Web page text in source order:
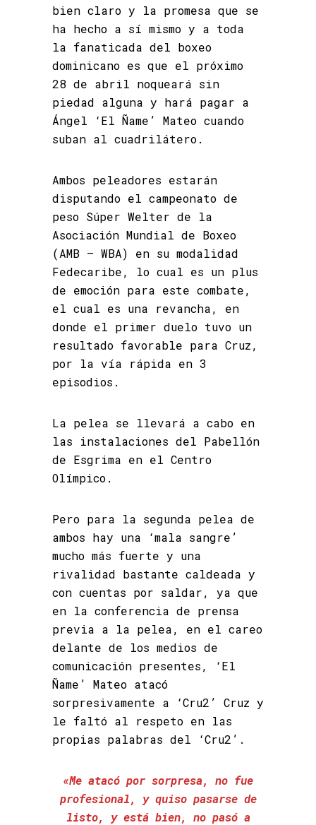
bien claro y la promesa que se
ha hecho a sí mismo y a toda
la fanaticada del boxeo
dominicano es que el próximo
28 de abril noqueará sin
piedad alguna y hará pagar a
Ángel ‘El Ñame’ Mateo cuando
suban al cuadrilátero.
Ambos peleadores estarán
disputando el campeonato de
peso Súper Welter de la
Asociación Mundial de Boxeo
(AMB – WBA) en su modalidad
Fedecaribe, lo cual es un plus
de emoción para este combate,
el cual es una revancha, en
donde el primer duelo tuvo un
resultado favorable para Cruz,
por la vía rápida en 3
episodios.
La pelea se llevará a cabo en
las instalaciones del Pabellón
de Esgrima en el Centro
Olímpico.
Pero para la segunda pelea de
ambos hay una ‘mala sangre’
mucho más fuerte y una
rivalidad bastante caldeada y
con cuentas por saldar, ya que
en la conferencia de prensa
previa a la pelea, en el careo
delante de los medios de
comunicación presentes, ‘El
Ñame’ Mateo atacó
sorpresivamente a ‘Cru2’ Cruz y
le faltó al respeto en las
propias palabras del ‘Cru2’.
«Me atacó por sorpresa, no fue
profesional, y quiso pasarse de
listo, y está bien, no pasó a